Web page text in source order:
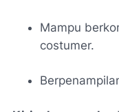
Mampu
costumer.